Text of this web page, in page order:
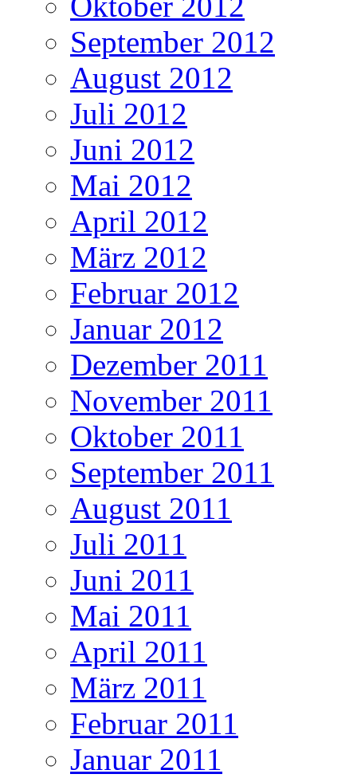
September 2012
August 2012
Juli 2012
Juni 2012
Mai 2012
April 2012
März 2012
Februar 2012
Januar 2012
Dezember 2011
November 2011
Oktober 2011
September 2011
August 2011
Juli 2011
Juni 2011
Mai 2011
April 2011
März 2011
Februar 2011
Januar 2011